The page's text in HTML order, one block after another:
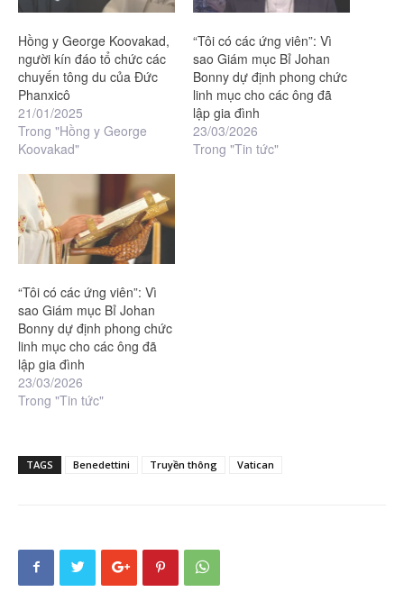
Hồng y George Koovakad,
người kín đáo tổ chức các
chuyến tông du của Đức
Phanxicô
21/01/2025
Trong "Hồng y George
Koovakad"
“Tôi có các ứng viên”: Vì
sao Giám mục Bỉ Johan
Bonny dự định phong chức
linh mục cho các ông đã
lập gia đình
23/03/2026
Trong "Tin tức"
“Tôi có các ứng viên”: Vì
sao Giám mục Bỉ Johan
Bonny dự định phong chức
linh mục cho các ông đã
lập gia đình
23/03/2026
Trong "Tin tức"
TAGS Benedettini Truyền thông Vatican